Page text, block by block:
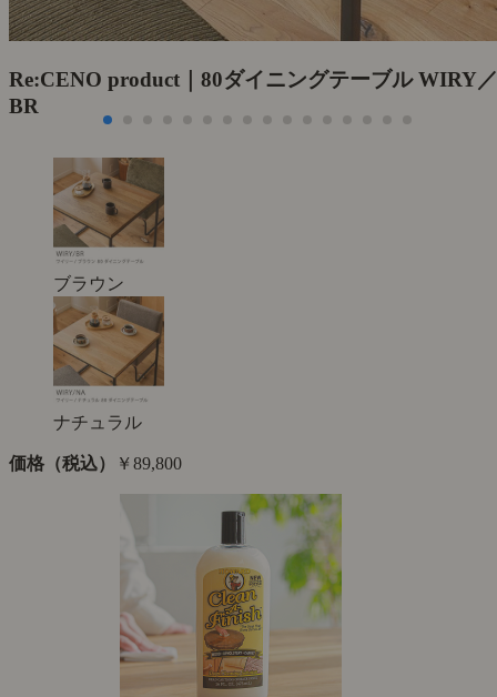
Re:CENO product｜80ダイニングテーブル WIRY／
BR
ブラウン
ナチュラル
価格（税込） ￥89,800